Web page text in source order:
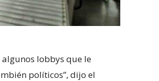
lobbys que le
políticos”, dijo el